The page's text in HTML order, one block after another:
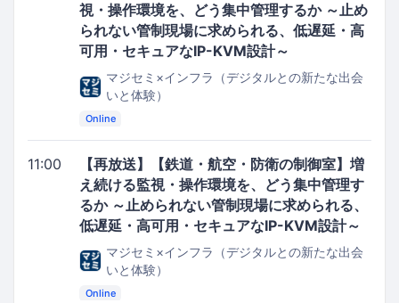
視・操作環境を、どう集中管理するか ～止め
られない管制現場に求められる、低遅延・高
可用・セキュアなIP-KVM設計～
マジセミ×インフラ（デジタルとの新たな出会
いと体験）
Online
11:00
【再放送】【鉄道・航空・防衛の制御室】増
え続ける監視・操作環境を、どう集中管理す
るか ～止められない管制現場に求められる、
低遅延・高可用・セキュアなIP-KVM設計～
マジセミ×インフラ（デジタルとの新たな出会
いと体験）
Online